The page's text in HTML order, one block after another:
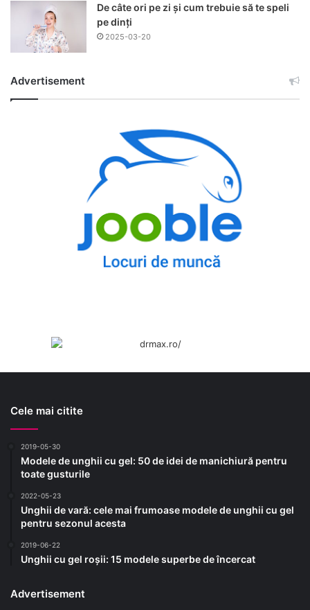
De câte ori pe zi și cum trebuie să te speli
pe dinți
2025-03-20
Advertisement
Cele mai citite
2019-05-30
Modele de unghii cu gel: 50 de idei de manichiură pentru
toate gusturile
2022-05-23
Unghii de vară: cele mai frumoase modele de unghii cu gel
pentru sezonul acesta
2019-06-22
Unghii cu gel roșii: 15 modele superbe de încercat
Advertisement